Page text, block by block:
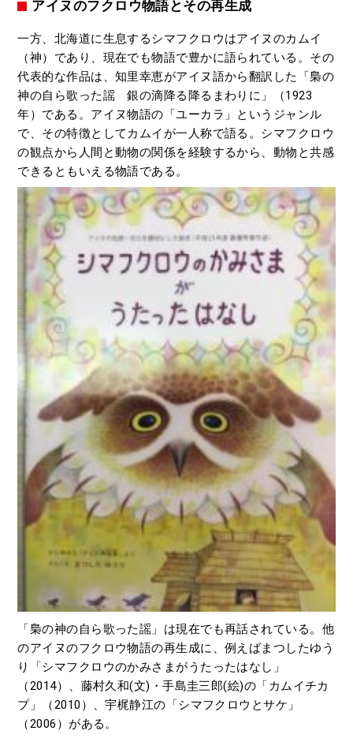
アイヌのフクロウ物語とその再生成
一方、北海道に生息するシマフクロウはアイヌのカムイ
（神）であり、現在でも物語で豊かに語られている。その
代表的な作品は、知里幸恵がアイヌ語から翻訳した「梟の
神の自ら歌った謡 銀の滴降る降るまわりに」（1923
年）である。アイヌ物語の「ユーカラ」というジャンル
で、その特徴としてカムイが一人称で語る。シマフクロウ
の観点から人間と動物の関係を経験するから、動物と共感
できるともいえる物語である。
「梟の神の自ら歌った謡」は現在でも再話されている。他
のアイヌのフクロウ物語の再生成に、例えばまつしたゆう
り「シマフクロウのかみさまがうたったはなし」
（2014）、藤村久和(文)・手島圭三郎(絵)の「カムイチカ
プ」（2010）、宇梶静江の「シマフクロウとサケ」
（2006）がある。